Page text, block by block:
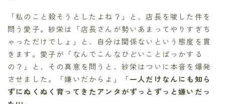
「私のこと殺そうとしたよね？」と、店長を唆した件を
問う愛子。紗栄は「店長さんが勢いあまってやりすぎち
ゃっただけでしょ」と、自分は関係ないという態度を貫
きます。愛子が「なんでこんなひどいことばっかする
の？」と、その真意を問うと、紗栄はついに本音を爆発
させました。「嫌いだからよ」「一人だけなんにも知ら
ずにぬくぬく育ってきたアンタがずっとずっと嫌いだっ